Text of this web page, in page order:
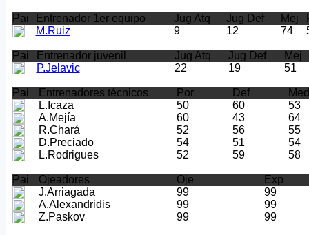
Pai Entrenador 1er equipo Jug Atq Jug Def Mej
M.Ruiz
9 12 74
Pai Entrenador juvenil Jug Atq Jug Def
Mej
P.Jelavic
22 19 51
Pai Entrenadores técnicos Por Def
Med
L.Icaza
50 60
53
A.Mejía
60 43
64
R.Chará
52 56
55
D.Preciado
54 51
54
L.Rodrigues
52 59 58
Pai Ojeadores Oje
Exp
J.Arriagada
99
99
A.Alexandridis
99
99
Z.Paskov
99 99